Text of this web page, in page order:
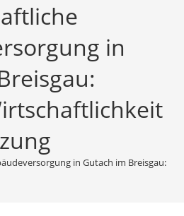
in
in Gutach im Breisgau: